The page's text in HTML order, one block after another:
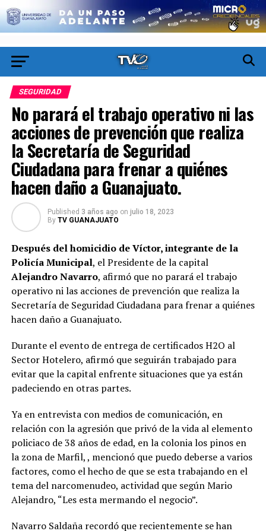
SEGURIDAD
No parará el trabajo operativo ni las
acciones de prevención que realiza
la Secretaría de Seguridad
Ciudadana para frenar a quiénes
hacen daño a Guanajuato.
Published 3 años ago on julio 18, 2023
By TV GUANAJUATO
Después del homicidio de Víctor, integrante de la
Policía Municipal, el Presidente de la capital
Alejandro Navarro, afirmó que no parará el trabajo
operativo ni las acciones de prevención que realiza la
Secretaría de Seguridad Ciudadana para frenar a quiénes
hacen daño a Guanajuato.
Durante el evento de entrega de certificados H2O al
Sector Hotelero, afirmó que seguirán trabajado para
evitar que la capital enfrente situaciones que ya están
padeciendo en otras partes.
Ya en entrevista con medios de comunicación, en
relación con la agresión que privó de la vida al elemento
policiaco de 38 años de edad, en la colonia los pinos en
la zona de Marfil, , mencionó que puedo deberse a varios
factores, como el hecho de que se esta trabajando en el
tema del narcomenudeo, actividad que según Mario
Alejandro, “Les esta mermando el negocio”.
Navarro Saldaña recordó que recientemente se han